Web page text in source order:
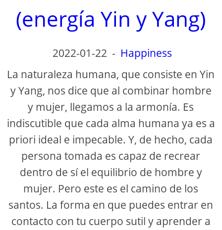
(energía Yin y Yang)
2022-01-22 - Happiness
La naturaleza humana, que consiste en Yin
y Yang, nos dice que al combinar hombre
y mujer, llegamos a la armonía. Es
indiscutible que cada alma humana ya es a
priori ideal e impecable. Y, de hecho, cada
persona tomada es capaz de recrear
dentro de sí el equilibrio de hombre y
mujer. Pero este es el camino de los
santos. La forma en que puedes entrar en
contacto con tu cuerpo sutil y aprender a